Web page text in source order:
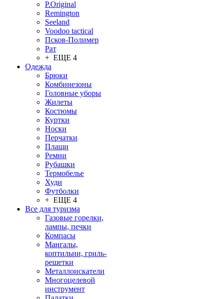
P.Original
Remington
Seeland
Voodoo tactical
Псков-Полимер
Рат
+ ЕЩЕ 4
Одежда
Брюки
Комбинезоны
Головные уборы
Жилеты
Костюмы
Куртки
Носки
Перчатки
Плащи
Ремни
Рубашки
Термобелье
Худи
Футболки
+ ЕЩЕ 4
Все для туризма
Газовые горелки,
лампы, печки
Компасы
Мангалы,
коптильни, гриль-
решетки
Металлоискатели
Многоцелевой
инструмент